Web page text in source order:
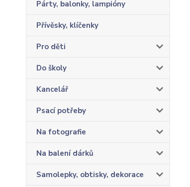
Párty, balonky, lampióny
Přívěsky, klíčenky
Pro děti
Do školy
Kancelář
Psací potřeby
Na fotografie
Na balení dárků
Samolepky, obtisky, dekorace